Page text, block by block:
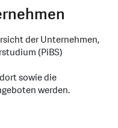
der Unternehmen,
(PiBS)
sowie die
werden.